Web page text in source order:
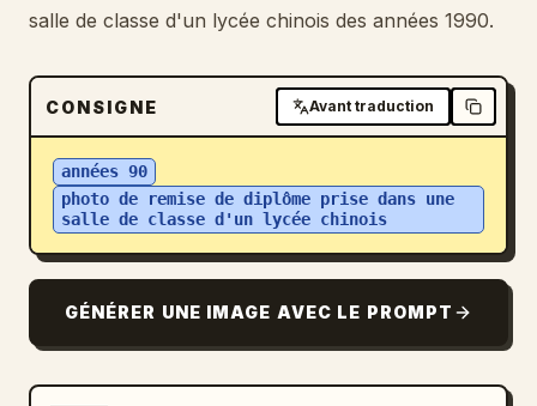
Tarifs
Télécharger
Blog
Mises à jour
salle de classe d'un lycée chinois des années 1990.
CONSIGNE Avant traduction
années 90
photo de remise de diplôme prise dans une
salle de classe d'un lycée chinois
GÉNÉRER UNE IMAGE AVEC LE PROMPT